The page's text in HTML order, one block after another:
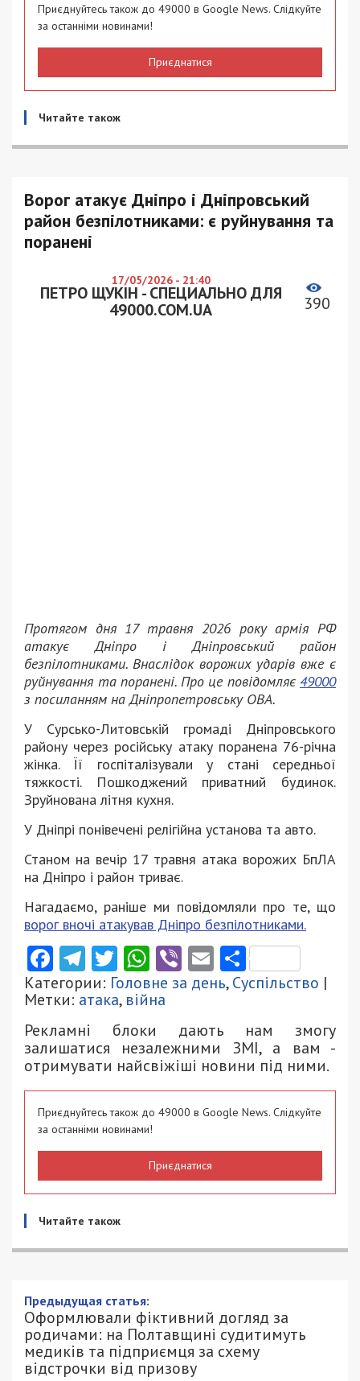
Приєднуйтесь також до 49000 в Google News. Слідкуйте
за останніми новинами!
Приєднатися
Читайте також
Ворог атакує Дніпро і Дніпровський
район безпілотниками: є руйнування та
поранені
17/05/2026 - 21:40
ПЕТРО ЩУКІН - СПЕЦИАЛЬНО ДЛЯ
49000.COM.UA
390
Протягом дня 17 травня 2026 року армія РФ
атакує Дніпро і Дніпровський район
безпілотниками. Внаслідок ворожих ударів вже є
руйнування та поранені. Про це повідомляє 49000
з посиланням на Дніпропетровську ОВА.
У Сурсько-Литовській громаді Дніпровського
району через російську атаку поранена 76-річна
жінка. Її госпіталізували у стані середньої
тяжкості. Пошкоджений приватний будинок.
Зруйнована літня кухня.
У Дніпрі понівечені релігійна установа та авто.
Станом на вечір 17 травня атака ворожих БпЛА
на Дніпро і район триває.
Нагадаємо, раніше ми повідомляли про те, що
ворог вночі атакував Дніпро безпілотниками.
Facebook
Telegram
Twitter
WhatsApp
ViberEmail
Категории: Головне за день,Суспільство |
Метки: атака, війна
Рекламні блоки дають нам змогу
залишатися незалежними ЗМІ, а вам -
отримувати найсвіжіші новини під ними.
Приєднуйтесь також до 49000 в Google News. Слідкуйте
за останніми новинами!
Приєднатися
Читайте також
Предыдущая статья:
Оформлювали фіктивний догляд за
родичами: на Полтавщині судитимуть
медиків та підприємця за схему
відстрочки від призову